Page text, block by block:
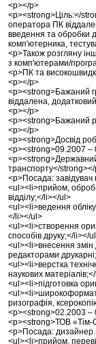
<p></p>
<p><strong>Ціль:</
оператора ПК
введення та обробки
комп'ютерника,
<p>Також розгляну
з комп'ютерами/
<p>ПК та
<p></p>
<p><strong>Бажаний
віддалена,
<p></p>
<p><strong>Бажаний
<p></p>
<p><strong>Досвід
<p><strong>09.2007 –
транспорту</
<p>Посада: завідувач
<ul><li>прийом,
відділу;</li></ul>
<ul><li>ведення
</li></ul>
<ul><li>створення
способів друку;</li></
<ul><li>внесення змін
редакторами
<ul><li>верстка
наукових
<ul><li>підготовка
ризографія,
<p><strong>02.2003 –
<p><strong>ТОВ «Тім-
<p>Посада:
<ul><li>прийом,